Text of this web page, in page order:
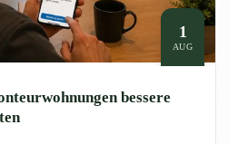
1
AUG
bessere